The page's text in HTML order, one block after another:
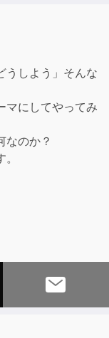
うしよう」そんな
マにしてやってみ
なのか？